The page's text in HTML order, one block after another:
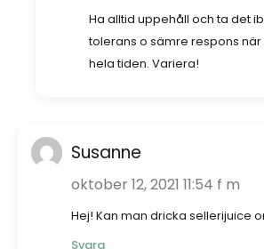
Ha alltid uppehåll och ta det
tolerans o sämre respons
hela tiden. Variera!
Susanne
oktober 12, 2021 11:54 f m
Hej! Kan man dricka sellerijuice
Svara